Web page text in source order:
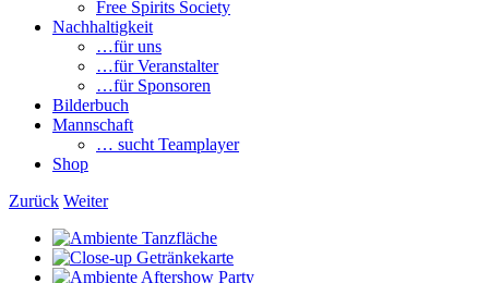
Free Spirits Society
Nachhaltigkeit
…für uns
…für Veranstalter
…für Sponsoren
Bilderbuch
Mannschaft
… sucht Teamplayer
Shop
Zurück Weiter
View
Larger
Image
View
Larger
View